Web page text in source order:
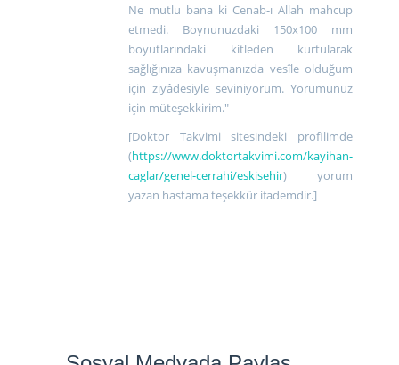
Ne mutlu bana ki Cenab-ı Allah mahcup
etmedi. Boynunuzdaki 150x100 mm
boyutlarındaki kitleden kurtularak
sağlığınıza kavuşmanızda vesîle olduğum
için ziyâdesiyle seviniyorum. Yorumunuz
için müteşekkirim."
[Doktor Takvimi sitesindeki profilimde
(https://www.doktortakvimi.com/kayihan-
caglar/genel-cerrahi/eskisehir) yorum
yazan hastama teşekkür ifademdir.]